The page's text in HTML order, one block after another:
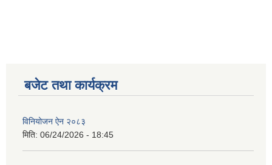
बजेट तथा कार्यक्रम
विनियोजन ऐन २०८३
मिति: 06/24/2026 - 18:45